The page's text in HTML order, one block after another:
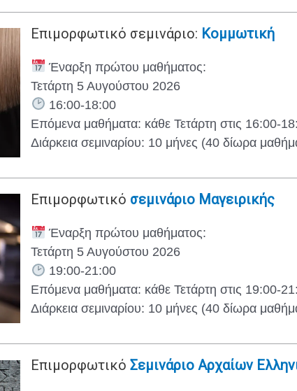
Επιμορφωτικό σεμινάριο: Κομμωτική
Έναρξη πρώτου μαθήματος:
Τετάρτη 5 Αυγούστου 2026
16:00-18:00
Επόμενα μαθήματα: κάθε Τετάρτη στις 16:00-
Διάρκεια σεμιναρίου: 10 μήνες (40 δίωρα
Επιμορφωτικό σεμινάριο Μαγειρικής
Έναρξη πρώτου μαθήματος:
Τετάρτη 5 Αυγούστου 2026
19:00-21:00
Επόμενα μαθήματα: κάθε Τετάρτη στις 19:00-
Διάρκεια σεμιναρίου: 10 μήνες (40 δίωρα
ΕπιμορφωτικόΣεμινάριο Αρχαίων